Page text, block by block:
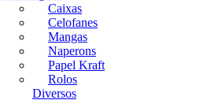
Caixas
Celofanes
Mangas
Naperons
Papel Kraft
Rolos
Diversos